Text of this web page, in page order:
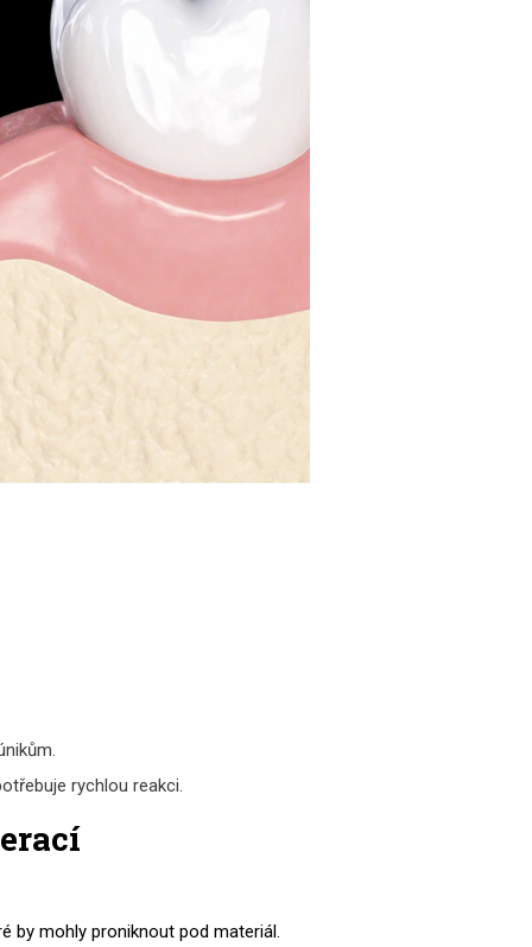
rychlou reakci.
by mohly proniknout pod materiál.